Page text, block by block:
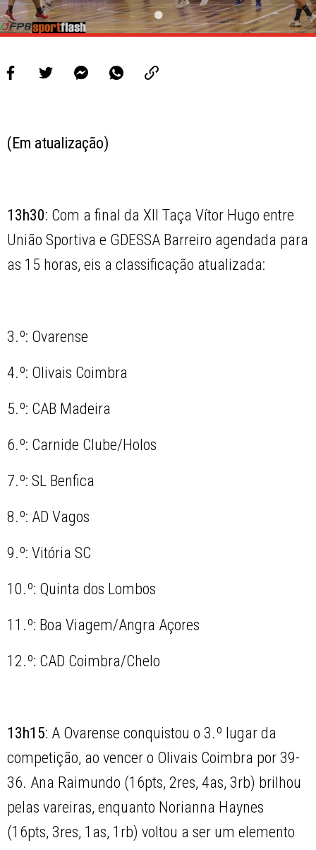
(Em atualização)
13h30: Com a final da XII Taça Vítor Hugo entre
União Sportiva e GDESSA Barreiro agendada para
as 15 horas, eis a classificação atualizada:
3.º: Ovarense
4.º: Olivais Coimbra
5.º: CAB Madeira
6.º: Carnide Clube/Holos
7.º: SL Benfica
8.º: AD Vagos
9.º: Vitória SC
10.º: Quinta dos Lombos
11.º: Boa Viagem/Angra Açores
12.º: CAD Coimbra/Chelo
13h15: A Ovarense conquistou o 3.º lugar da
competição, ao vencer o Olivais Coimbra por 39-
36. Ana Raimundo (16pts, 2res, 4as, 3rb) brilhou
pelas vareiras, enquanto Norianna Haynes
(16pts, 3res, 1as, 1rb) voltou a ser um elemento